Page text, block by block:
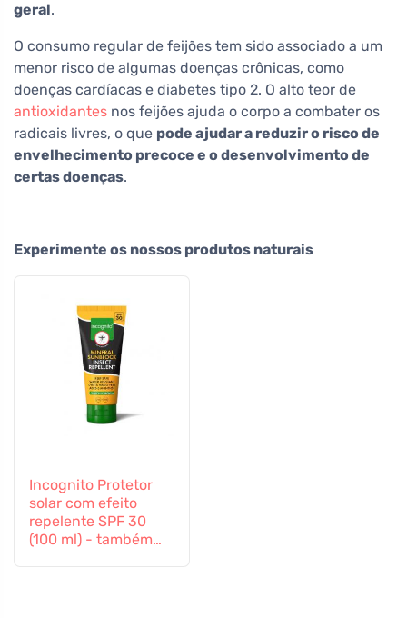
geral.
O consumo regular de feijões tem sido associado a um
menor risco de algumas doenças crônicas, como
doenças cardíacas e diabetes tipo 2. O alto teor de
antioxidantes nos feijões ajuda o corpo a combater os
radicais livres, o que pode ajudar a reduzir o risco de
envelhecimento precoce e o desenvolvimento de
certas doenças.
Experimente os nossos produtos naturais
Incognito Protetor
solar com efeito
repelente SPF 30
(100 ml) - também